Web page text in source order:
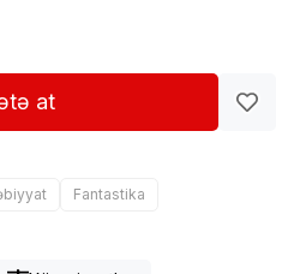
at
Fantastika